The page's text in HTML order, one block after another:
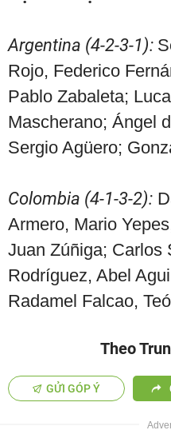
Argentina (4-2-3-1):
Rojo, Federico
Pablo Zabaleta;
Mascherano; Ángel
Sergio Agüero;
Colombia (4-1-3-2):
Armero, Mario
Juan Zúñiga; Carlos
Rodríguez, Abel
Radamel Falcao,
Theo
GỬI GÓP Ý